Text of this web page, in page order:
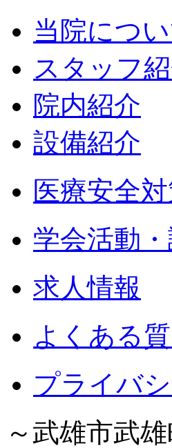
当院につ
スタッフ
院内紹介
設備紹介
医療安全
学会活動
求人情報
よくある
プライバ
～武雄市武